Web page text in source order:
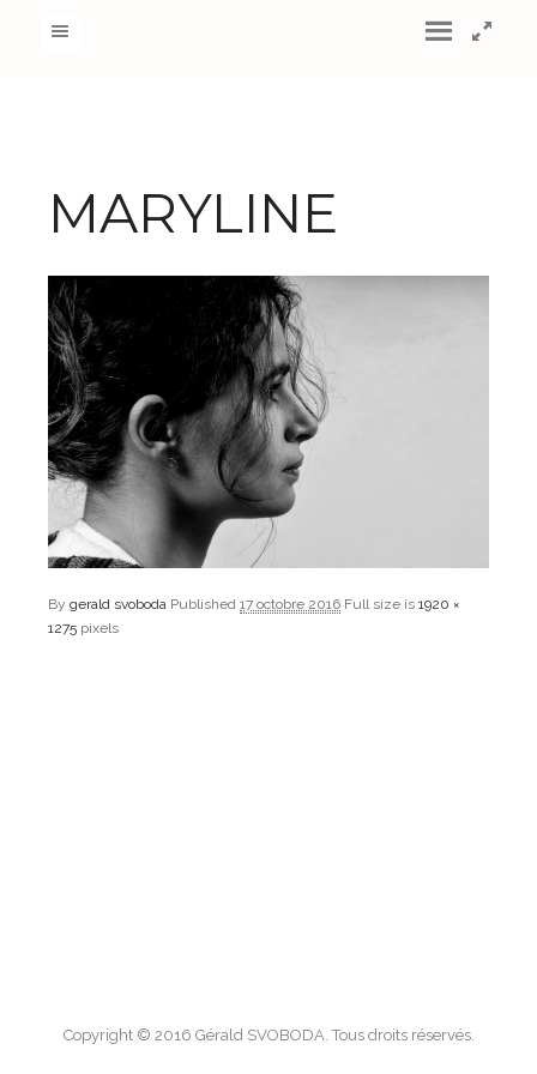
MARYLINE
By gerald svoboda Published 17 octobre 2016 Full size is 1920 ×
1275 pixels
Copyright © 2016 Gérald SVOBODA. Tous droits réservés.